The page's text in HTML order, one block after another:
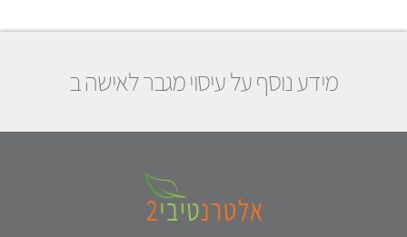
מידע נוסף על עיסוי מגבר לאישה ב